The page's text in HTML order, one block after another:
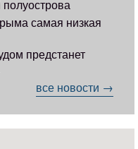
самая низкая
предстанет
все новости →